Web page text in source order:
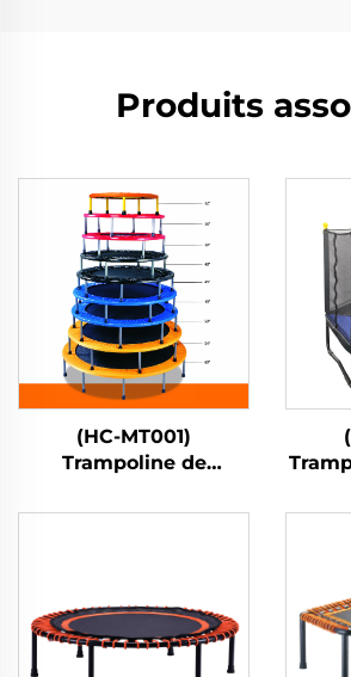
Produits
(HC-MT001)
Trampoline de